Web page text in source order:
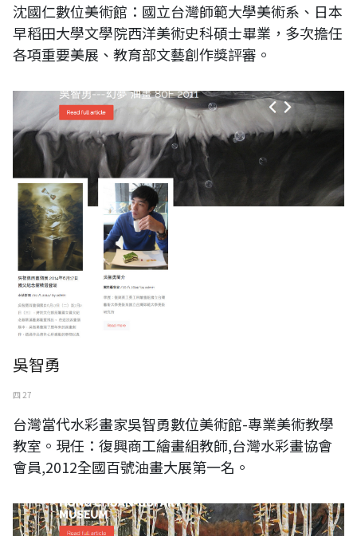
沈國仁數位美術館：國立台灣師範大學美術系、日本
早稻田大學文學院西洋美術史科碩士畢業，多次擔任
各項重要美展、教育部文藝創作獎評審。
吳智勇
四 27
台灣當代水彩畫家吳智勇數位美術館-專業美術教學
教室。現任：復興商工繪畫組教師,台灣水彩畫協會
會員,2012全國百號油畫大展第一名。